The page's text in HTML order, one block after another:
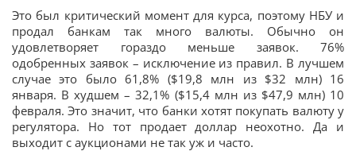
Это был критический момент для курса, поэтому НБУ и
продал банкам так много валюты. Обычно он
удовлетворяет гораздо меньше заявок. 76%
одобренных заявок – исключение из правил. В лучшем
случае это было 61,8% ($19,8 млн из $32 млн) 16
января. В худшем – 32,1% ($15,4 млн из $47,9 млн) 10
февраля. Это значит, что банки хотят покупать валюту у
регулятора. Но тот продает доллар неохотно. Да и
выходит с аукционами не так уж и часто.